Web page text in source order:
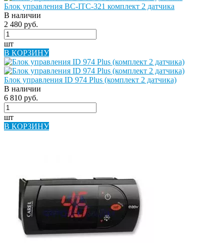
Блок управления BC-ITC-321 комплект 2 датчика
В наличии
2 480 руб.
шт
В КОРЗИНУ
Блок управления ID 974 Plus (комплект 2 датчика)
В наличии
6 810 руб.
шт
В КОРЗИНУ